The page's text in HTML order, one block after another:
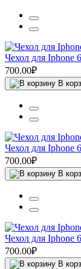
Чехол для Iphone
700.00₽
В
Чехол для Iphone
700.00₽
В
Чехол для Iphone
700.00₽
В